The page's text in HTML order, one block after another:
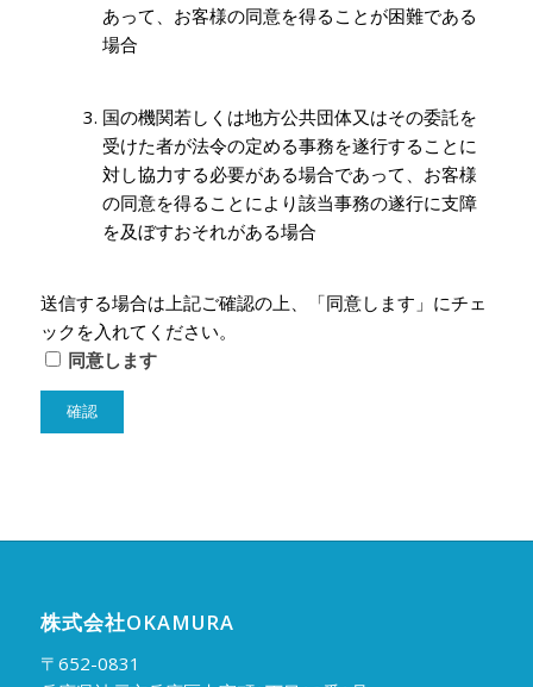
あって、お客様の同意を得ることが困難である
場合
国の機関若しくは地方公共団体又はその委託を
受けた者が法令の定める事務を遂行することに
対し協力する必要がある場合であって、お客様
の同意を得ることにより該当事務の遂行に支障
を及ぼすおそれがある場合
送信する場合は上記ご確認の上、「同意します」にチェ
ックを入れてください。
同意します
株式会社OKAMURA
〒652-0831